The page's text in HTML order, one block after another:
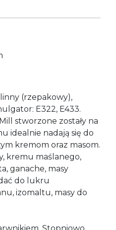
(rzepakowy),
E322, E433.
stworzone zostały na
idealnie nadają się do
kremom oraz masom.
kremu maślanego,
ganache, masy
do lukru
izomaltu, masy do
Stopniowo